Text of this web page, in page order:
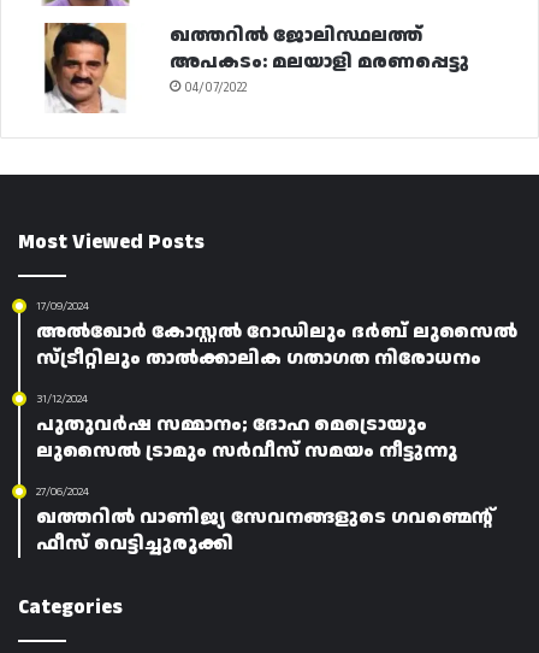
ഖത്തറിൽ ജോലിസ്ഥലത്ത്
അപകടം: മലയാളി മരണപ്പെട്ടു
04/07/2022
Most Viewed Posts
17/09/2024
അൽഖോർ കോസ്റ്റൽ റോഡിലും ദർബ് ലുസൈൽ
സ്ട്രീറ്റിലും താൽക്കാലിക ഗതാഗത നിരോധനം
31/12/2024
പുതുവർഷ സമ്മാനം; ദോഹ മെട്രൊയും
ലുസൈൽ ട്രാമും സർവീസ് സമയം നീട്ടുന്നു
27/06/2024
ഖത്തറിൽ വാണിജ്യ സേവനങ്ങളുടെ ഗവണ്മെന്റ്
ഫീസ് വെട്ടിച്ചുരുക്കി
Categories